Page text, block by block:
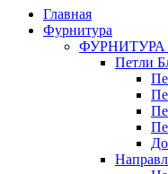
Главная
Фурнитура
ФУРНИТУРА
Петли